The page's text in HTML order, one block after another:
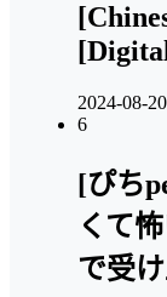
2024-08-
6
[ぴち
くて
で受